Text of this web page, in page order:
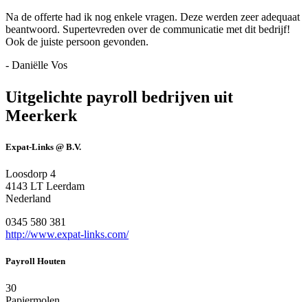
Na de offerte had ik nog enkele vragen. Deze werden zeer adequaat
beantwoord. Supertevreden over de communicatie met dit bedrijf!
Ook de juiste persoon gevonden.
- Daniëlle Vos
Uitgelichte payroll bedrijven uit
Meerkerk
Expat-Links @ B.V.
Loosdorp 4
4143 LT Leerdam
Nederland
0345 580 381
http://www.expat-links.com/
Payroll Houten
30